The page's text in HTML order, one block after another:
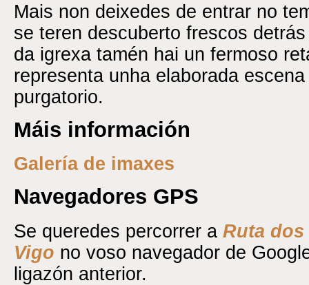
Mais non deixedes de entrar no
se teren descuberto frescos
da igrexa tamén hai un fermoso
representa unha elaborada
purgatorio.
Máis información
Galería de imaxes
Navegadores GPS
Se queredes percorrer a Ruta
Vigo no voso navegador de
ligazón anterior.